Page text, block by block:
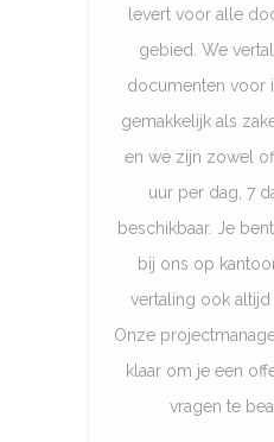
levert voor alle
gebied. We
documenten voor
gemakkelijk als
en we zijn zowel
uur per dag, 7
beschikbaar. Je
bij ons op
vertaling ook
Onze
klaar om je een
vragen te